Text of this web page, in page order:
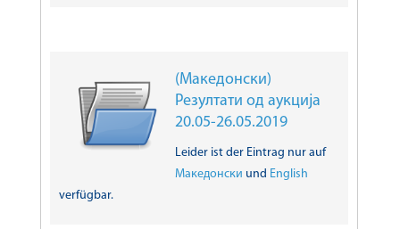
(Македонски)
Резултати од аукција
20.05-26.05.2019
Leider ist der Eintrag nur auf
Македонски und English
verfügbar.